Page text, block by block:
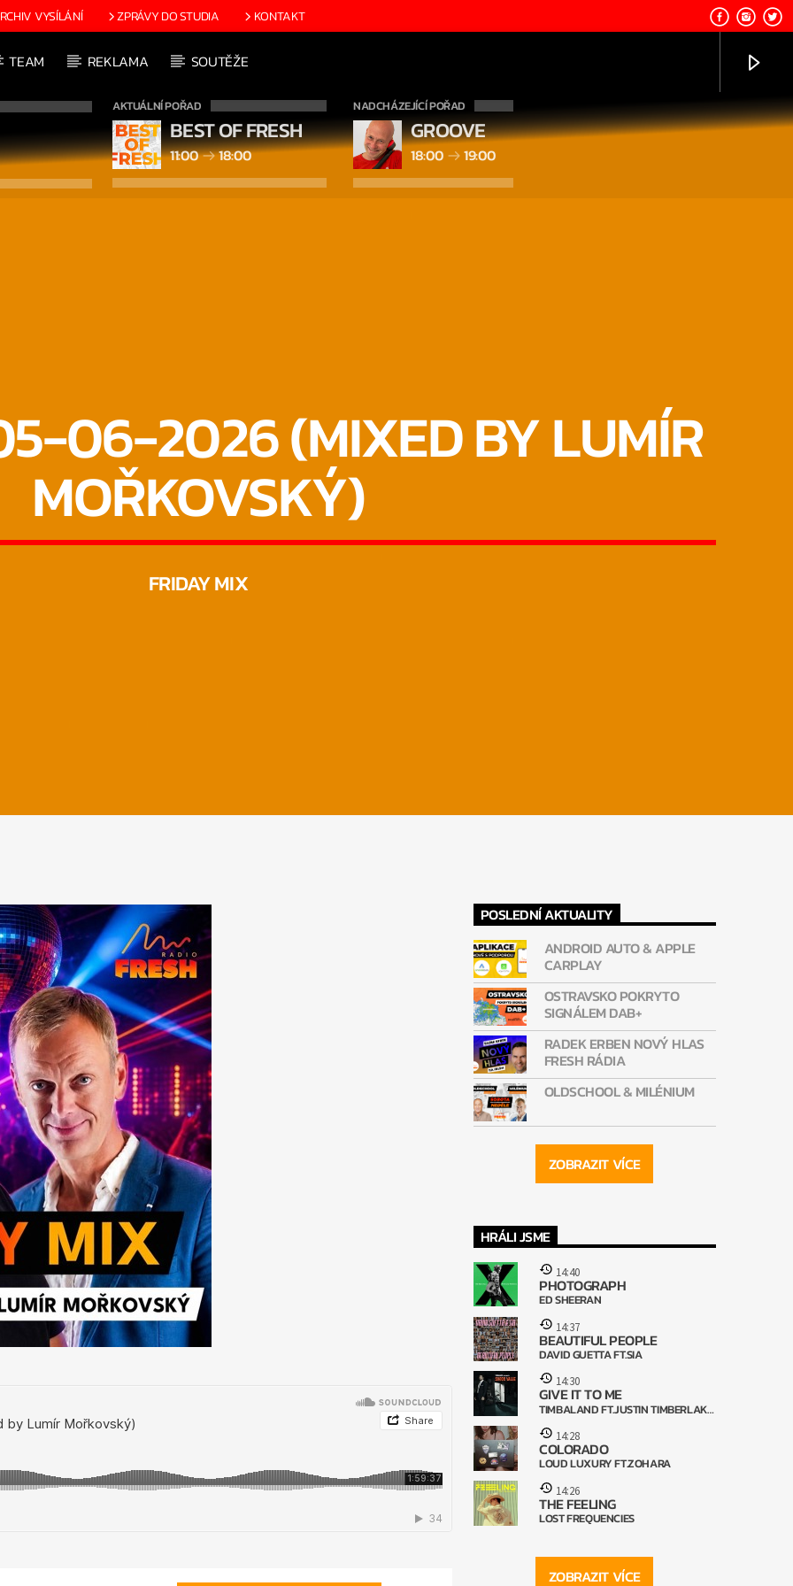
VYSÍLÁNÍ ZPRÁVY DO STUDIA KONTAKT
TEAM REKLAMA SOUTĚŽE
AKTUÁLNÍ POŘAD
BEST OF FRESH
11:00 18:00
NADCHÁZEJÍCÍ POŘAD
GROOVE
18:00 19:00
06-2026 (MIXED BY LUMÍR
MOŘKOVSKÝ)
FRIDAY MIX
POSLEDNÍ AKTUALITY
ANDROID AUTO & APPLE
CARPLAY
OSTRAVSKO POKRYTO
SIGNÁLEM DAB+
RADEK ERBEN NOVÝ HLAS
FRESH RÁDIA
OLDSCHOOL & MILÉNIUM
ZOBRAZIT VÍCE
HRÁLI JSME
14:40
PHOTOGRAPH
ED SHEERAN
14:37
BEAUTIFUL PEOPLE
DAVID GUETTA FT.SIA
14:30
GIVE IT TO ME
TIMBALAND FT.JUSTIN TIMBERLAKE
& NELLY FURTADO
14:28
COLORADO
LOUD LUXURY FT.ZOHARA
14:26
THE FEELING
LOST FREQUENCIES
ZOBRAZIT VÍCE